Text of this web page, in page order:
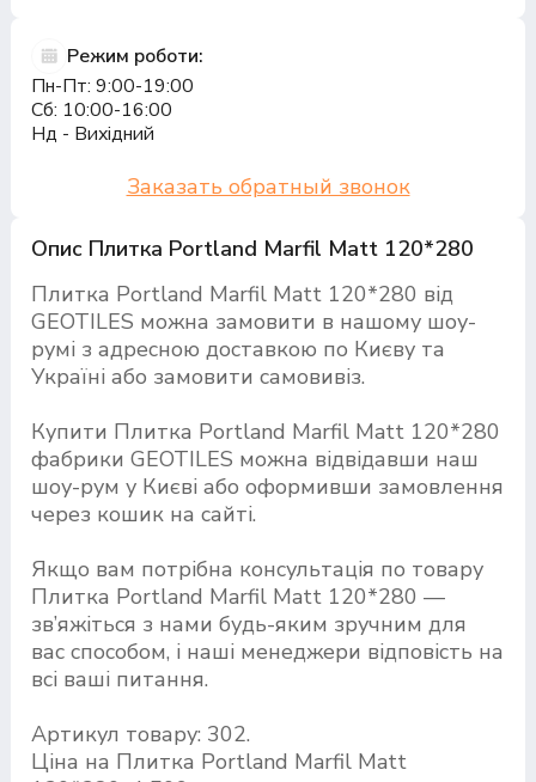
Опис Плитка Portland Marfil Matt 120*280
Плитка Portland Marfil Matt 120*280 від
GEOTILES можна замовити в нашому шоу-
румі з адресною доставкою по Києву та
Україні або замовити самовивіз.
Купити Плитка Portland Marfil Matt 120*280
фабрики GEOTILES можна відвідавши наш
шоу-рум у Києві або оформивши замовлення
через кошик на сайті.
Якщо вам потрібна консультація по товару
Плитка Portland Marfil Matt 120*280 —
зв’яжіться з нами будь-яким зручним для
вас способом, і наші менеджери відповість на
всі ваші питання.
Артикул товару: 302.
Ціна на Плитка Portland Marfil Matt
Режим роботи:
Пн-Пт: 9:00-19:00
Сб: 10:00-16:00
Нд - Вихідний
Заказать обратный звонок